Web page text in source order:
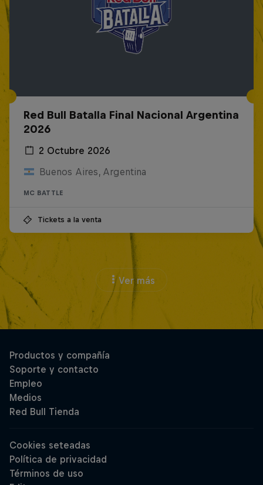
Red Bull Batalla Final Nacional Argentina
2026
2 Octubre 2026
Buenos Aires, Argentina
MC BATTLE
Tickets a la venta
Ver más